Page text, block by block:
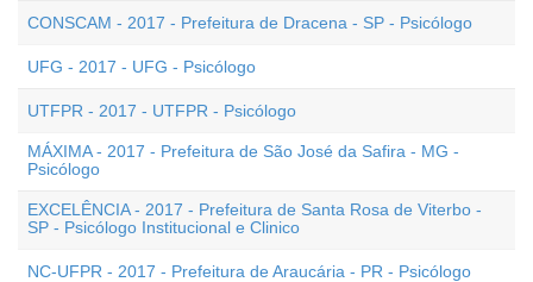
CONSCAM - 2017 - Prefeitura de Dracena - SP - Psicólogo
UFG - 2017 - UFG - Psicólogo
UTFPR - 2017 - UTFPR - Psicólogo
MÁXIMA - 2017 - Prefeitura de São José da Safira - MG -
Psicólogo
EXCELÊNCIA - 2017 - Prefeitura de Santa Rosa de Viterbo -
SP - Psicólogo Institucional e Clinico
NC-UFPR - 2017 - Prefeitura de Araucária - PR - Psicólogo